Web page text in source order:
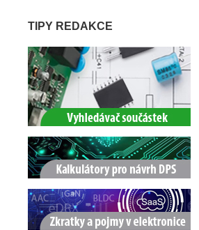
TIPY REDAKCE